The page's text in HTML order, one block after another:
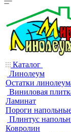
Каталог
Линолеум
Остатки
Виниловая
Ламинат
Пороги
Плинтус
Ковролин